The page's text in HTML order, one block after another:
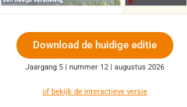
Download de huidige editie
Jaargang 5 | nummer 12 | augustus 2026
of bekijk de interactieve versie